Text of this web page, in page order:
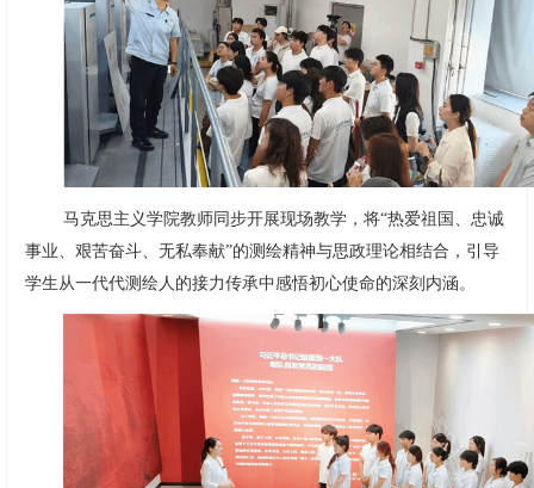
马克思主义学院教师同步开展现场教学，将“热爱祖国、忠诚
事业、艰苦奋斗、无私奉献”的测绘精神与思政理论相结合，引导
学生从一代代测绘人的接力传承中感悟初心使命的深刻内涵。